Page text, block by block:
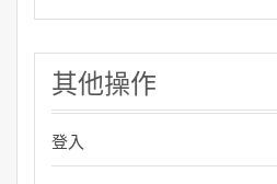
其他操作
登入